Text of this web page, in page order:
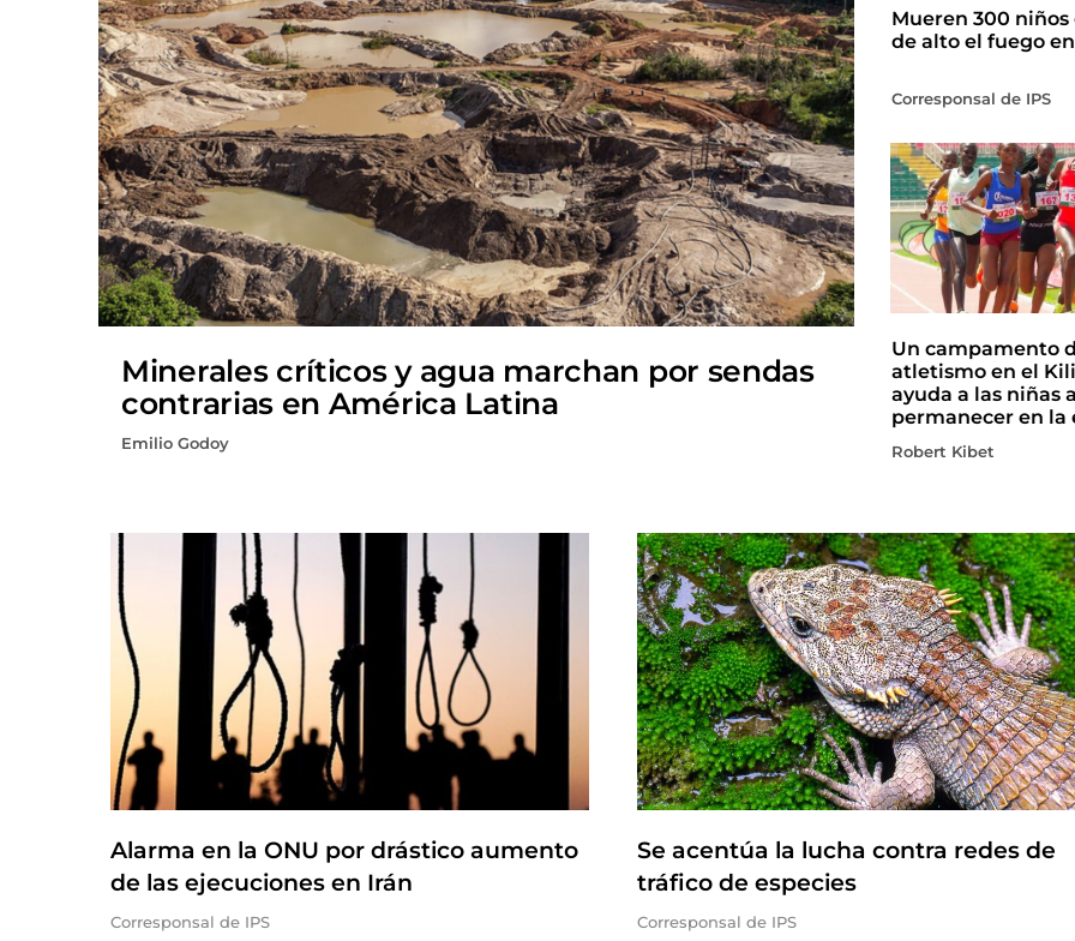
Minerales críticos y agua marchan por sendas
contrarias en América Latina
Emilio Godoy
Mueren 300 niños
de alto el fuego
Corresponsal de IPS
Un campamento
atletismo en el
ayuda a las niñas
permanecer en la
Robert Kibet
Alarma en la ONU por drástico aumento
de las ejecuciones en Irán
Corresponsal de IPS
Se acentúa la lucha contra redes de
tráfico de especies
Corresponsal de IPS